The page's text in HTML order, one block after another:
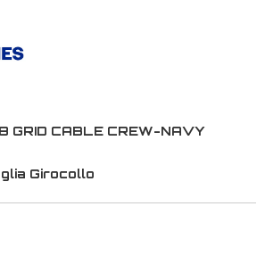
GRID CABLE CREW-NAVY
Girocollo